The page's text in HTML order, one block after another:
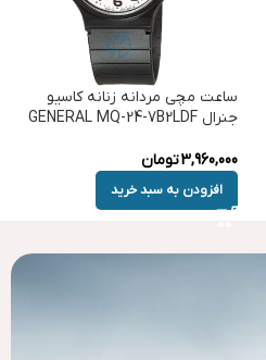
ساعت مچی مردانه زنانه کاسیو
جنرال GENERAL MQ-24-7B2LDF
3,960,000تومان
افزودن به سبد خرید